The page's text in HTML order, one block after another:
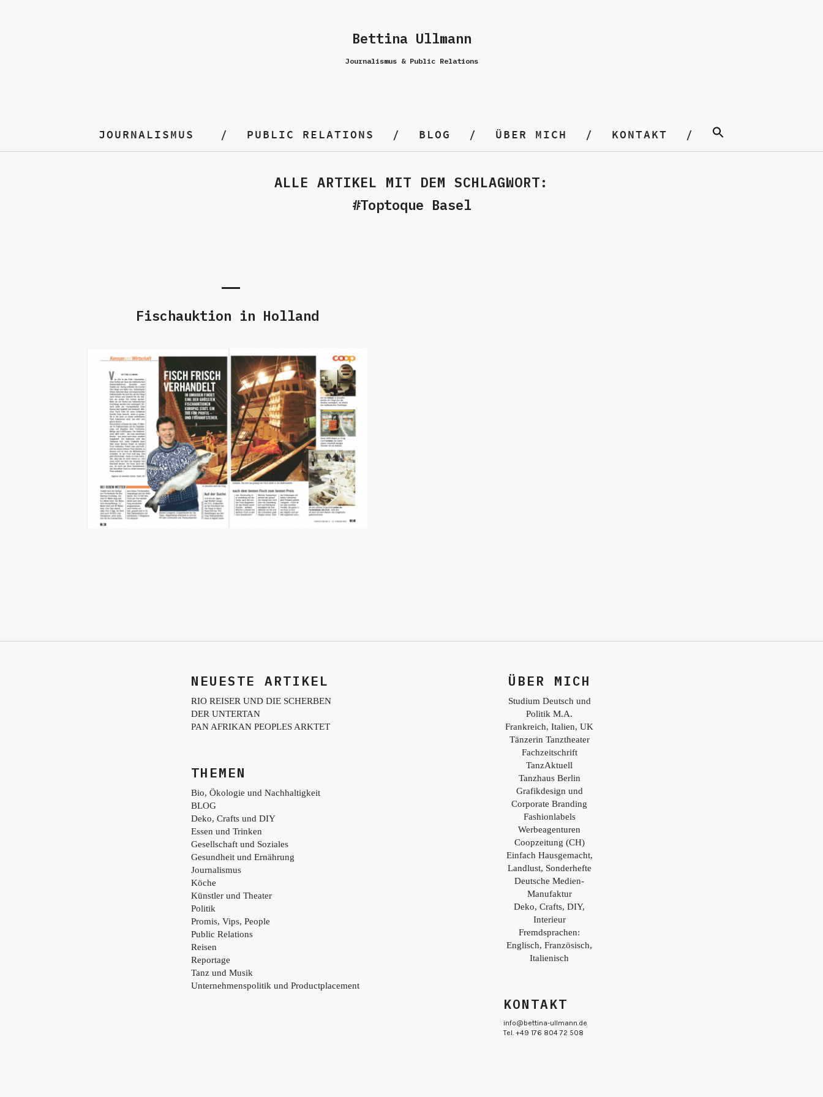
Bettina Ullmann
Journalismus & Public Relations
JOURNALISMUS PUBLIC RELATIONS BLOG ÜBER MICH KONTAKT
ALLE ARTIKEL MIT DEM SCHLAGWORT:
Toptoque Basel
Fischauktion in Holland
NEUESTE ARTIKEL
RIO REISER UND DIE SCHERBEN
DER UNTERTAN
PAN AFRIKAN PEOPLES ARKTET
THEMEN
Bio, Ökologie und Nachhaltigkeit
BLOG
Deko, Crafts und DIY
Essen und Trinken
Gesellschaft und Soziales
Gesundheit und Ernährung
Journalismus
Köche
Künstler und Theater
Politik
Promis, Vips, People
Public Relations
Reisen
Reportage
Tanz und Musik
Unternehmenspolitik und Productplacement
ÜBER MICH
Studium Deutsch und
Politik M.A.
Frankreich, Italien, UK
Tänzerin Tanztheater
Fachzeitschrift
TanzAktuell
Tanzhaus Berlin
Grafikdesign und
Corporate Branding
Fashionlabels
Werbeagenturen
Coopzeitung (CH)
Einfach Hausgemacht,
Landlust, Sonderhefte
Deutsche Medien-
Manufaktur
Deko, Crafts, DIY,
Interieur
Fremdsprachen:
Englisch, Französisch,
Italienisch
KONTAKT
info@bettina-ullmann.de
Tel. +49 176 804 72 508